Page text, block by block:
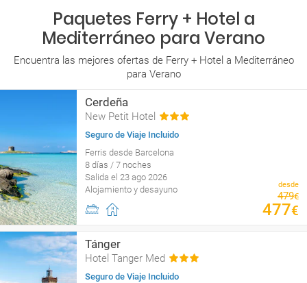
Paquetes Ferry + Hotel a
Mediterráneo para Verano
Encuentra las mejores ofertas de Ferry + Hotel a Mediterráneo
para Verano
Cerdeña
New Petit Hotel
Seguro de Viaje Incluido
Ferris desde Barcelona
8 días / 7 noches
Salida el 23 ago 2026
Alojamiento y desayuno
desde
479€
477€
Tánger
Hotel Tanger Med
Seguro de Viaje Incluido